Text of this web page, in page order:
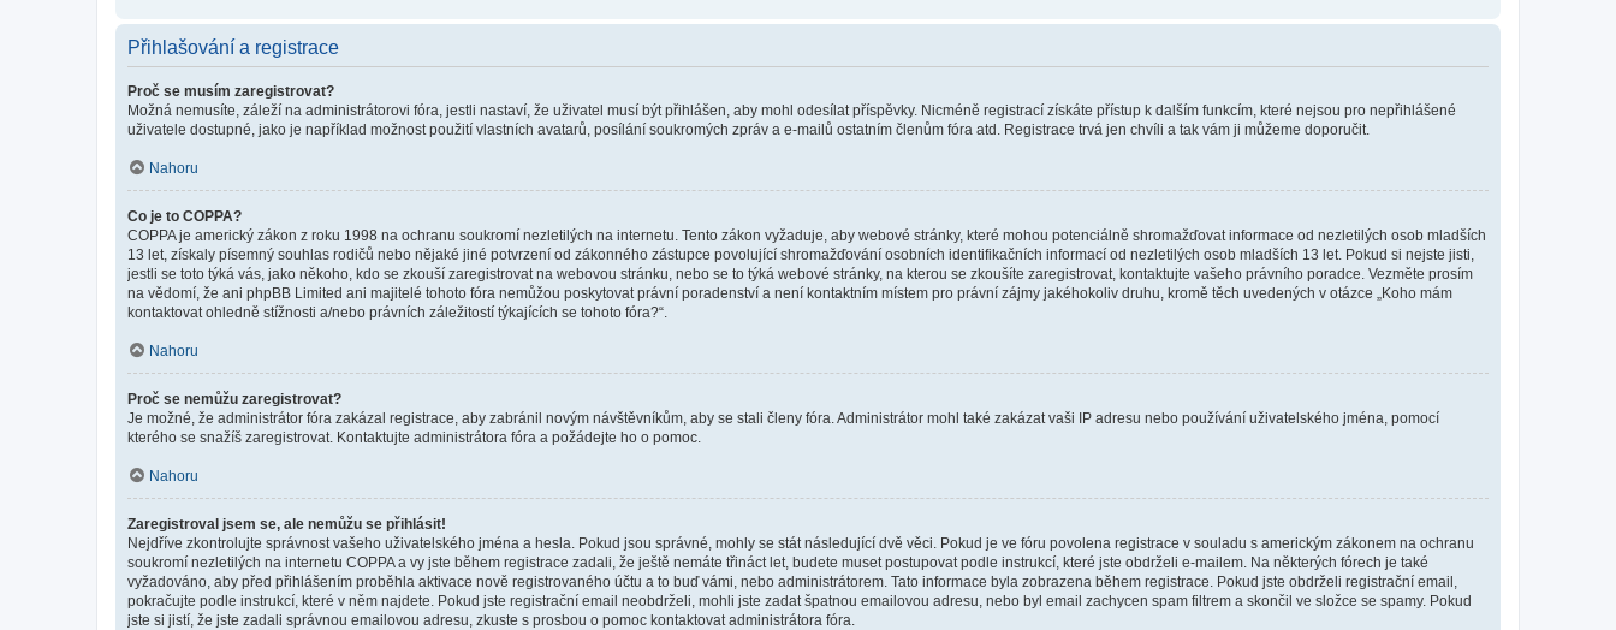
Přihlašování a registrace
Proč se musím zaregistrovat?
Možná nemusíte, záleží na administrátorovi fóra, jestli nastaví, že uživatel musí být přihlášen, aby mohl odesílat příspěvky. Nicméně registrací získáte přístup k dalším funkcím, které nejsou pro nepřihlášené
uživatele dostupné, jako je například možnost použití vlastních avatarů, posílání soukromých zpráv a e-mailů ostatním členům fóra atd. Registrace trvá jen chvíli a tak vám ji můžeme doporučit.
Nahoru
Co je to COPPA?
COPPA je americký zákon z roku 1998 na ochranu soukromí nezletilých na internetu. Tento zákon vyžaduje, aby webové stránky, které mohou potenciálně shromažďovat informace od nezletilých osob mladších
13 let, získaly písemný souhlas rodičů nebo nějaké jiné potvrzení od zákonného zástupce povolující shromažďování osobních identifikačních informací od nezletilých osob mladších 13 let. Pokud si nejste jisti,
jestli se toto týká vás, jako někoho, kdo se zkouší zaregistrovat na webovou stránku, nebo se to týká webové stránky, na kterou se zkoušíte zaregistrovat, kontaktujte vašeho právního poradce. Vezměte prosím
na vědomí, že ani phpBB Limited ani majitelé tohoto fóra nemůžou poskytovat právní poradenství a není kontaktním místem pro právní zájmy jakéhokoliv druhu, kromě těch uvedených v otázce „Koho mám
kontaktovat ohledně stížnosti a/nebo právních záležitostí týkajících se tohoto fóra?“.
Nahoru
Proč se nemůžu zaregistrovat?
Je možné, že administrátor fóra zakázal registrace, aby zabránil novým návštěvníkům, aby se stali členy fóra. Administrátor mohl také zakázat vaši IP adresu nebo používání uživatelského jména, pomocí
kterého se snažíš zaregistrovat. Kontaktujte administrátora fóra a požádejte ho o pomoc.
Nahoru
Zaregistroval jsem se, ale nemůžu se přihlásit!
Nejdříve zkontrolujte správnost vašeho uživatelského jména a hesla. Pokud jsou správné, mohly se stát následující dvě věci. Pokud je ve fóru povolena registrace v souladu s americkým zákonem na ochranu
soukromí nezletilých na internetu COPPA a vy jste během registrace zadali, že ještě nemáte třináct let, budete muset postupovat podle instrukcí, které jste obdrželi e-mailem. Na některých fórech je také
vyžadováno, aby před přihlášením proběhla aktivace nově registrovaného účtu a to buď vámi, nebo administrátorem. Tato informace byla zobrazena během registrace. Pokud jste obdrželi registrační email,
pokračujte podle instrukcí, které v něm najdete. Pokud jste registrační email neobdrželi, mohli jste zadat špatnou emailovou adresu, nebo byl email zachycen spam filtrem a skončil ve složce se spamy. Pokud
jste si jistí, že jste zadali správnou emailovou adresu, zkuste s prosbou o pomoc kontaktovat administrátora fóra.